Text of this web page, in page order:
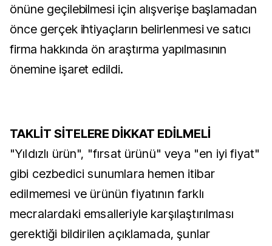
önüne geçilebilmesi için alışverişe başlamadan
önce gerçek ihtiyaçların belirlenmesi ve satıcı
firma hakkında ön araştırma yapılmasının
önemine işaret edildi.
TAKLİT SİTELERE DİKKAT EDİLMELİ
"Yıldızlı ürün", "fırsat ürünü" veya "en iyi fiyat"
gibi cezbedici sunumlara hemen itibar
edilmemesi ve ürünün fiyatının farklı
mecralardaki emsalleriyle karşılaştırılması
gerektiği bildirilen açıklamada, şunlar